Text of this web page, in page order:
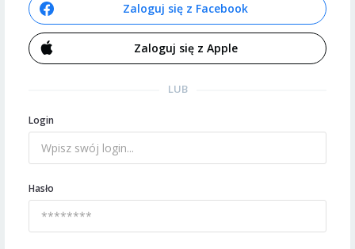
Zaloguj się z Facebook
Zaloguj się z Apple
LUB
Login
Hasło